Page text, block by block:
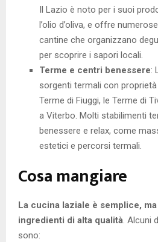
Il Lazio è noto per i suoi
l’olio d’oliva, e offre
cantine che organizzano
per scoprire i sapori locali.
Terme e centri benessere:
sorgenti termali con
Terme di Fiuggi, le Terme di
a Viterbo. Molti stabilimenti
benessere e relax, come
estetici e percorsi termali.
Cosa mangiare
La cucina laziale è semplice,
ingredienti di alta qualità. Alcuni
sono: